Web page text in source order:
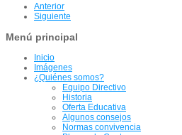
Anterior
Siguiente
Menú principal
Inicio
Imágenes
¿Quiénes somos?
Equipo Directivo
Historia
Oferta Educativa
Algunos consejos
Normas convivencia